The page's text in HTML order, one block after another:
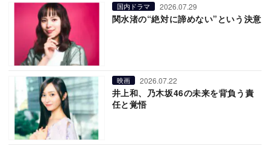
国内ドラマ 2026.07.29
関水渚の“絶対に諦めない”という決意
映画 2026.07.22
井上和、乃木坂46の未来を背負う責
任と覚悟